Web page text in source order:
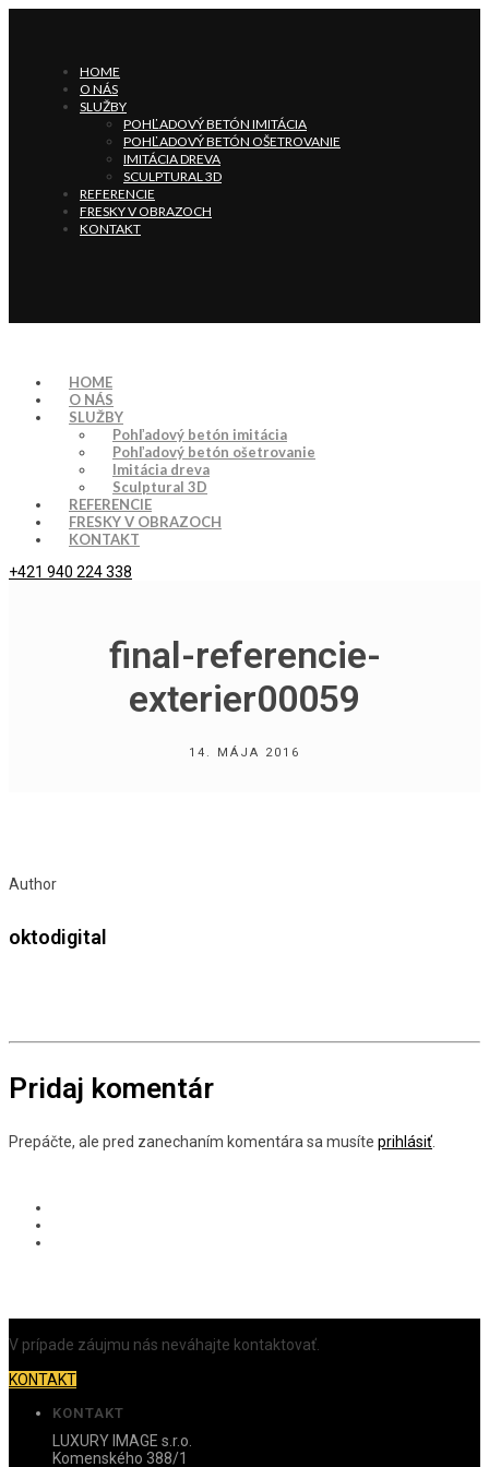
HOME
O NÁS
SLUŽBY
POHĽADOVÝ BETÓN IMITÁCIA
POHĽADOVÝ BETÓN OŠETROVANIE
IMITÁCIA DREVA
SCULPTURAL 3D
REFERENCIE
FRESKY V OBRAZOCH
KONTAKT
HOME
O NÁS
SLUŽBY
Pohľadový betón imitácia
Pohľadový betón ošetrovanie
Imitácia dreva
Sculptural 3D
REFERENCIE
FRESKY V OBRAZOCH
KONTAKT
+421 940 224 338
final-referencie-
exterier00059
14. MÁJA 2016
Author
oktodigital
Pridaj komentár
Prepáčte, ale pred zanechaním komentára sa musíte prihlásiť
V prípade záujmu nás neváhajte kontaktovať.
KONTAKT
KONTAKT
LUXURY IMAGE s.r.o.
Komenského 388/1